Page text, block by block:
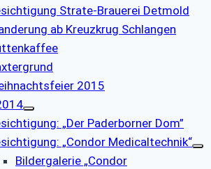
Strate-Brauerei Detmold
ab Kreuzkrug Schlangen
2015
„Der Paderborner Dom”
„Condor Medicaltechnik“
Bildergalerie „Condor